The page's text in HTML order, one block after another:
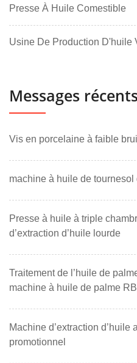
Presse À Huile Comestible
Usine De Production D'huile
Messages récents
Vis en porcelaine à faible
machine à huile de
Presse à huile à triple
d’extraction d’huile lourde
Traitement de l’huile de
machine à huile de palme
Machine d’extraction
promotionnel